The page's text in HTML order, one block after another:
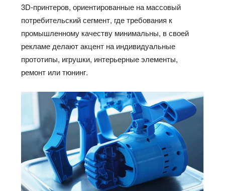
3D-принтеров, ориентированные на массовый
потребительский сегмент, где требования к
промышленному качеству минимальны, в своей
рекламе делают акцент на индивидуальные
прототипы, игрушки, интерьерные элементы,
ремонт или тюнинг.